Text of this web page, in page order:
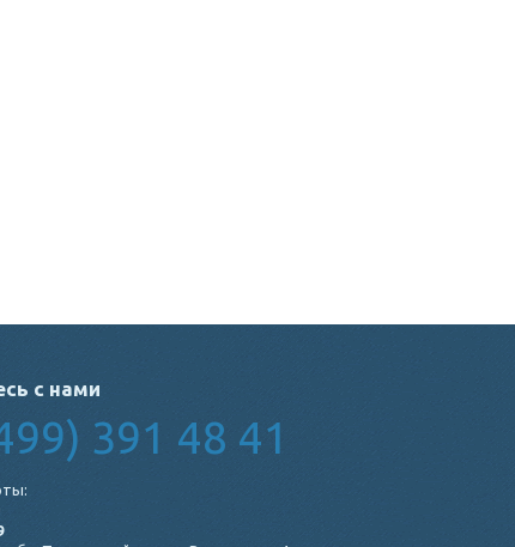
с нами
391 48 41